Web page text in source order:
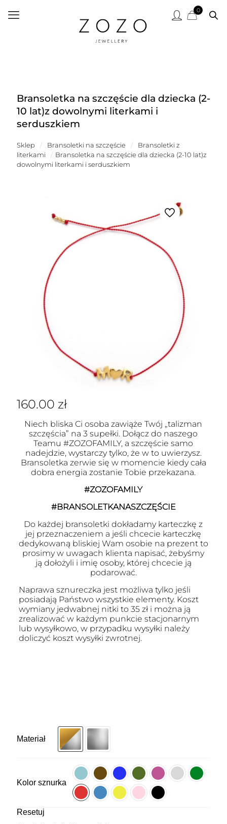
0
Bransoletka na szczęście dla dziecka (2-
10 lat)z dowolnymi literkami i
serduszkiem
Sklep / Bransoletki na szczęście /
Bransoletki z
literkami
/ Bransoletka na szczęście dla dziecka (2-10 lat)z
dowolnymi literkami i serduszkiem
160.00 zł
Niech bliska Ci osoba zawiąże Twój „talizman
szczęścia” na 3 supełki. Dołącz do naszego
Teamu #ZOZOFAMILY, a szczęście samo
nadejdzie, wystarczy tylko, że w to uwierzysz.
Bransoletka zerwie się w momencie kiedy cała
dobra energia zostanie Tobie przekazana.
#ZOZOFAMILY
#BRANSOLETKANASZCZĘŚCIE
Do każdej bransoletki dokładamy karteczkę z
jej przeznaczeniem a jeśli chcecie karteczkę
dedykowaną bliskiej Wam osobie na prezent to
prosimy w uwagach klienta napisać, żebyśmy
ją dołożyli i imię osoby, której chcecie ją
podarować.
Naprawa sznureczka jest możliwa tylko jeśli
posiadają Państwo wszystkie elementy. Koszt
wymiany jedwabnej nitki to 35 zł i można ją
zrealizować w każdym punkcie stacjonarnym
lub wysyłkowo, w przypadku wysyłki należy
doliczyć koszt wysyłki zwrotnej.
Materiał
Kolor sznurka
Resetuj